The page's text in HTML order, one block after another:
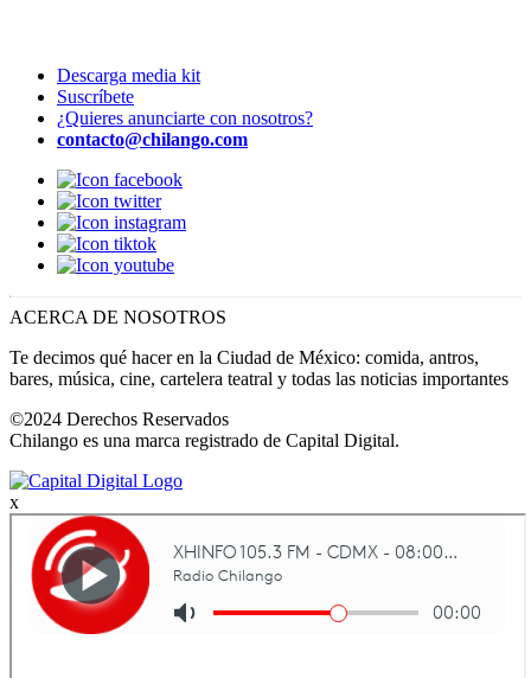
Descarga media kit
Suscríbete
¿Quieres anunciarte con nosotros?
contacto@chilango.com
ACERCA DE NOSOTROS
Te decimos qué hacer en la Ciudad de México: comida, antros,
bares, música, cine, cartelera teatral y todas las noticias importantes
©2024 Derechos Reservados
Chilango es una marca registrado de Capital Digital.
x